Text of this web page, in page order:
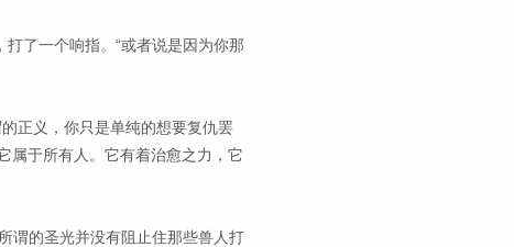
了一个响指。“或者说是因为你那
正义，你只是单纯的想要复仇罢
属于所有人。它有着治愈之力，它
谓的圣光并没有阻止住那些兽人打